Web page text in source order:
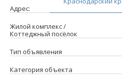
Адрес:
Жилой комплекс /
Коттеджный посёлок
Тип объявления
Категория объекта